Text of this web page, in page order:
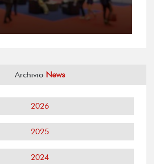
Archivio News
2026
2025
2024